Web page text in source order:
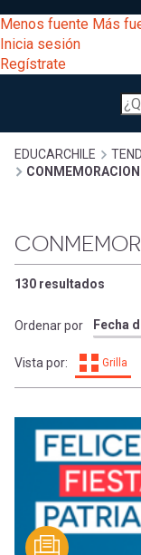
al
contenido
principal
entrar
a
mi
cuenta
Menos fuente Más
Inicia sesión
Regístrate
Buscar
Menú
Desarrollo
Expand
Gestión
Comunidad
Expand
Exploración
Mobile]
Menú
sesión
Regístrate
de
ayuda
a
la
EDUCARCHILE
130 resultados
Ordenar por
Vista por: Grilla